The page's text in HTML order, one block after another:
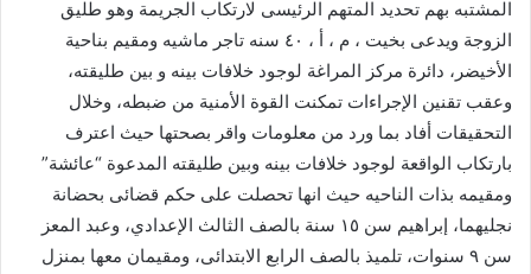
المشتبه بهم تحديد المتهم الرئيسى لارتكاب الجريمة وهو طليق
الزوجة ويدعى بخيت ، م ، أ ، ٤٠ سنه تاجر ماشيه ومقيم بناحية
الأخيضر، دائرة مركز المراغة لوجود خلافات بينه و بين طليقته،
وعقب تقنين الإجراءات تمكنت القوة الأمنية من ضبطه، وخلال
التحقيقات أفاد بما ورد من معلومات واقر بصحتها حيث اعترف
بارتكاب الواقعة لوجود خلافات بينه وبين طليقته المدعوة “عائشة”
ومقيمه بذات الناحيه حيث انها تحصلت على حكم قضائى بحضانة
نجليهما، إبراهيم سن ١٥ سنة بالصف الثالث الإعدادي، وعبد المعز
سن ٩ سنوات، تلميذ بالصف الرابع الابتدائى، ومقيمان معها بمنزل